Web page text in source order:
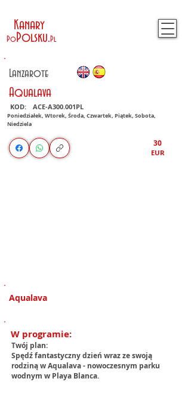
Kanary
PoPolsku.Pl
Lanzarote
Aqualava
KOD: ACE-A300.001PL
Poniedziałek, Wtorek, Środa, Czwartek, Piątek, Sobota,
Niedziela
30
EUR
Aqualava
W programie:
Twój plan:
Spędź fantastyczny dzień wraz ze swoją
rodziną w Aqualava - nowoczesnym parku
wodnym w Playa Blanca.